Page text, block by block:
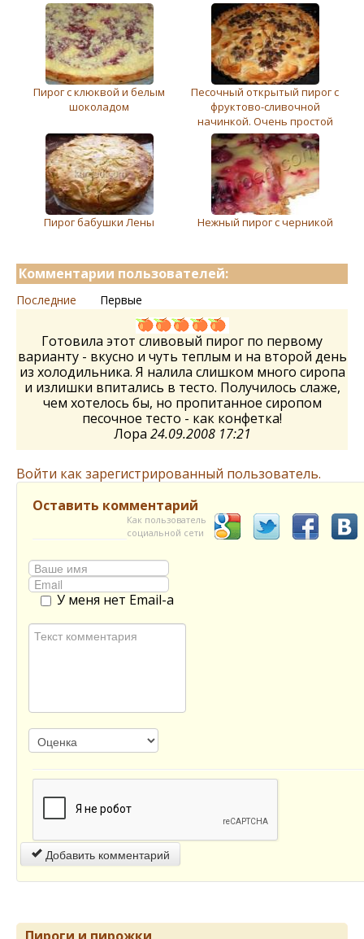
Пирог с клюквой и белым
шоколадом
Песочный открытый пирог с
фруктово-сливочной
начинкой. Очень простой
Пирог бабушки Лены Нежный пирог с черникой
Комментарии пользователей:
Последние Первые
Готовила этот сливовый пирог по первому
варианту - вкусно и чуть теплым и на второй день
из холодильника. Я налила слишком много сиропа
и излишки впитались в тесто. Получилось слаже,
чем хотелось бы, но пропитанное сиропом
песочное тесто - как конфетка!
Лора 24.09.2008 17:21
Войти как зарегистрированный пользователь.
Оставить комментарий
Как пользователь
социальной сети
У меня нет Email-а
Добавить комментарий